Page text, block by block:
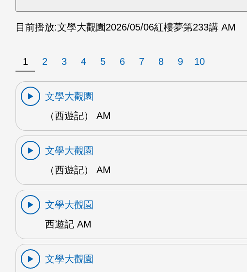
目前播放:文學大觀園2026/05/06紅樓夢第233講 AM
1 2 3 4 5 6 7 8 9 10
文學大觀園
（西遊記） AM
文學大觀園
（西遊記） AM
文學大觀園
西遊記 AM
文學大觀園